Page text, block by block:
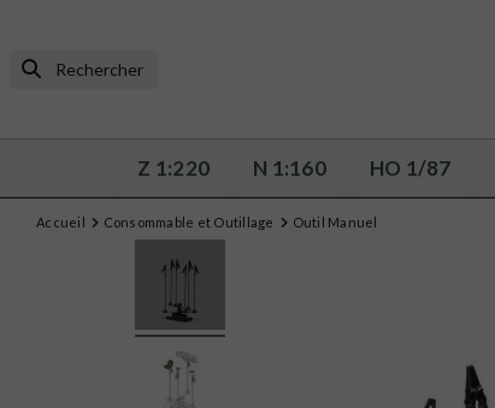
Z 1:220 N 1:160 HO 1/87
Accueil Consommable et Outillage Outil Manuel